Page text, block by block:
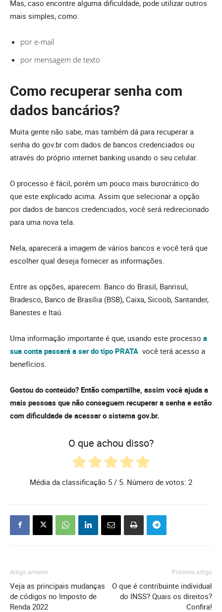
Mas, caso encontre alguma dificuldade, pode utilizar outros
mais simples, como:
por e-mail
por mensagem de texto
Como recuperar senha com
dados bancários?
Muita gente não sabe, mas também dá para recuperar a
senha do gov.br com dados de bancos credenciados ou
através do próprio internet banking usando o seu celular.
O processo é fácil, porém um pouco mais burocrático do
que este explicado acima. Assim que selecionar a opção
por dados de bancos credenciados, você será redirecionado
para uma nova tela.
Nela, aparecerá a imagem de vários bancos e você terá que
escolher qual deseja fornecer as informações.
Entre as opções, aparecem: Banco do Brasil, Banrisul,
Bradesco, Banco de Brasília (BSB), Caixa, Sicoob, Santander,
Banestes e Itaú.
Uma informação importante é que, usando este processo a
sua conta passará a ser do tipo PRATA você terá acesso a
benefícios.
Gostou do conteúdo? Então compartilhe, assim você ajuda a
mais pessoas que não conseguem recuperar a senha e estão
com dificuldade de acessar o sistema gov.br.
O que achou disso?
Média da classificação 5 / 5. Número de votos: 2
Artigo anterior
Veja as principais mudanças
de códigos no Imposto de
Renda 2022
Próximo artigo
O que é contribuinte individual
do INSS? Quais os direitos?
Confira!